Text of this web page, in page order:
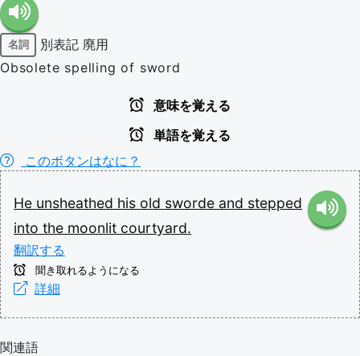
名詞 別表記 廃用
Obsolete spelling of sword
意味を覚える
単語を覚える
このボタンはなに？
He unsheathed his old sworde and stepped
into the moonlit courtyard.
翻訳する
聞き取れるようになる
詳細
関連語